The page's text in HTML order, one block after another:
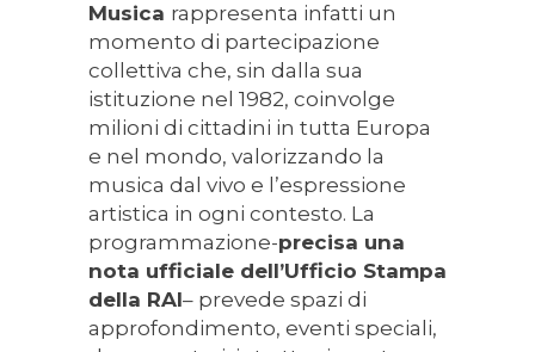
Musica rappresenta infatti un
momento di partecipazione
collettiva che, sin dalla sua
istituzione nel 1982, coinvolge
milioni di cittadini in tutta Europa
e nel mondo, valorizzando la
musica dal vivo e l’espressione
artistica in ogni contesto. La
programmazione-precisa una
nota ufficiale dell’Ufficio Stampa
della RAI– prevede spazi di
approfondimento, eventi speciali,